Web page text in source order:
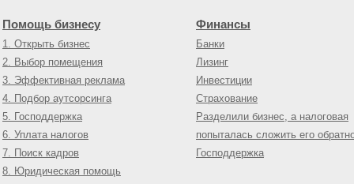
Помощь бизнесу
1. Открыть бизнес
2. Выбор помещения
3. Эффективная реклама
4. Подбор аутсорсинга
5. Господдержка
6. Уплата налогов
7. Поиск кадров
8. Юридическая помощь
Финансы
Банки
Лизинг
Инвестиции
Страхование
Разделили бизнес, а налоговая
попыталась сложить его
Господдержка